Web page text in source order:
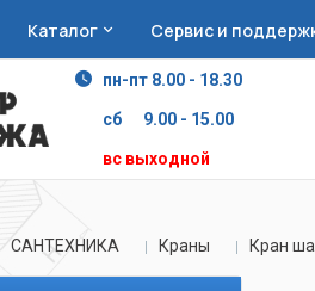
Каталог Сервис и
пн-пт 8.00 - 18.30
сб 9.00 - 15.00
вс выходной
САНТЕХНИКА Краны Кран